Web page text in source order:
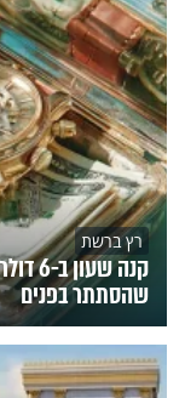
רץ ברשת
קנה
שהסתתר בפנים